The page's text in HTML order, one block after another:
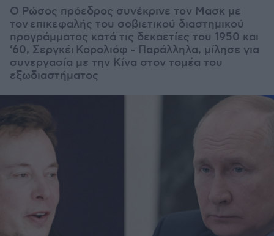
Ο Ρώσος πρόεδρος συνέκρινε τον Μασκ με
τονεπικεφαλής του σοβιετικού διαστημικού
προγράμματος κατά τις δεκαετίες του 1950 και
’60, Σεργκέι Κορολιόφ - Παράλληλα, μίλησε για
συνεργασία με την Κίνα στον τομέα του
εξωδιαστήματος